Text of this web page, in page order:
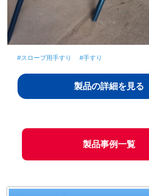
#スロープ用手すり #手すり
製品の詳細を見る
製品事例一覧